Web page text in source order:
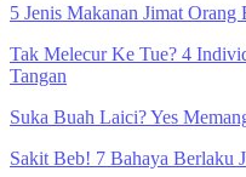
5 Jenis Makanan Jimat Orang
Tak Melecur Ke Tue? 4
Tangan
Suka Buah Laici? Yes
Sakit Beb! 7 Bahaya Berlaku